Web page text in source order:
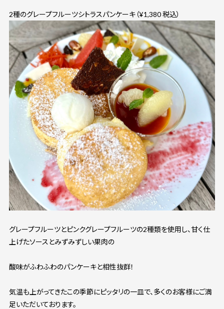
2種のグレープフルーツシトラスパンケーキ（¥1,380 税込）
グレープフルーツとピンクグレープフルーツの2種類を使用し、甘く仕
上げたソースとみずみずしい果肉の
酸味がふわふわのパンケーキと相性抜群！
気温も上がってきたこの季節にピッタリの一皿で、多くのお客様にご満
足いただいております。